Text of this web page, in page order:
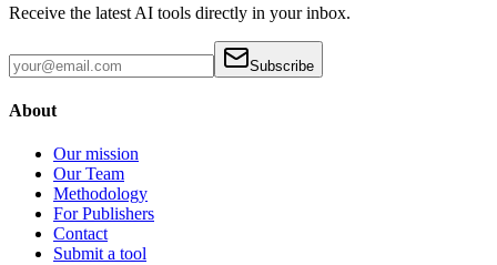
Receive the latest AI tools directly in your inbox.
Subscribe
About
Our mission
Our Team
Methodology
For Publishers
Contact
Submit a tool